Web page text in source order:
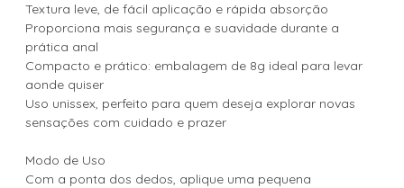
Textura leve, de fácil aplicação e rápida absorção
Proporciona mais segurança e suavidade durante a
prática anal
Compacto e prático: embalagem de 8g ideal para levar
aonde quiser
Uso unissex, perfeito para quem deseja explorar novas
sensações com cuidado e prazer
Modo de Uso
Com a ponta dos dedos, aplique uma pequena